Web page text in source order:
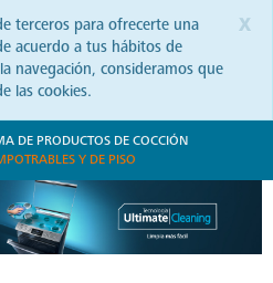
x
terceros para ofrecerte una
acuerdo a tus hábitos de
navegación, consideramos que
las cookies.
DE PRODUCTOS DE COCCIÓN
Y DE PISO